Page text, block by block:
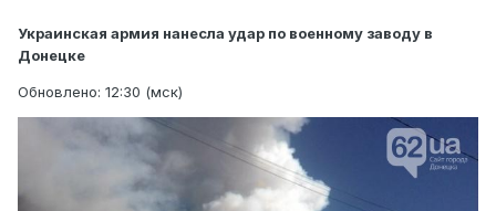
Украинская армия нанесла удар по военному заводу в
Донецке
Обновлено: 12:30 (мск)